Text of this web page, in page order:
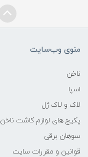
منوی وب‌سایت
ناخن
اسپا
لاک و لاک ژل
پکیج های لوازم کاشت ناخن
سوهان برقی
قوانین و مقررات سایت